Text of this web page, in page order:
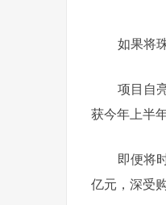
如果将
项目自
获今年上半
即便将
亿元，深受